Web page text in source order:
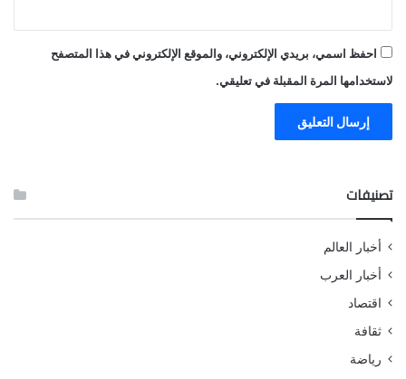
احفظ اسمي، بريدي الإلكتروني، والموقع الإلكتروني في هذا المتصفح
لاستخدامها المرة المقبلة في تعليقي.
تصنيفات
أخبار العالم
أخبار العرب
اقتصاد
ثقافة
رياضة